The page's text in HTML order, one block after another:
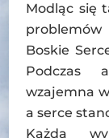
Modląc się
Boskie
Podczas
wzajemna
a serce
Każda